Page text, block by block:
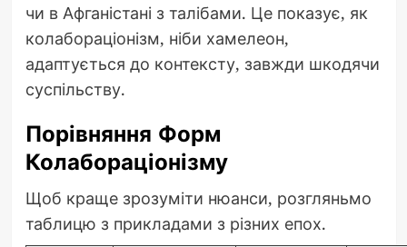
чи в Афганістані з талібами. Це показує, як
колабораціонізм, ніби хамелеон,
адаптується до контексту, завжди шкодячи
суспільству.
Порівняння Форм
Колабораціонізму
Щоб краще зрозуміти нюанси, розгляньмо
таблицю з прикладами з різних епох.